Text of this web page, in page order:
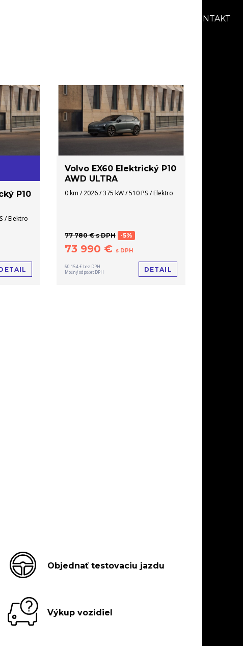
KONTAKT
P10
/ Elektro
Volvo EX60 Elektrický P10
AWD ULTRA
0 km / 2026 / 375 kW / 510 PS / Elektro
77 780 € s DPH -5%
73 990 € s DPH
60 154 € bez DPH
Možný odpočet DPH
DETAIL
Objednať testovaciu jazdu
Výkup vozidiel